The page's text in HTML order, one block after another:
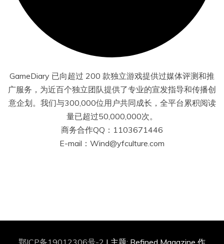
GameDiary 已向超过 200 款独立游戏提供过媒体评测和推
广服务，为近百个独立团队提供了专业的宣发指导和传播创
意企划。我们与300,000位用户共同成长，全平台累积阅读
量已超过50,000,000次。
商务合作QQ：1103671446
E-mail：Wind@yfculture.com
鄂ICP备19012306号-2 | 主题: Refined Magazine 作